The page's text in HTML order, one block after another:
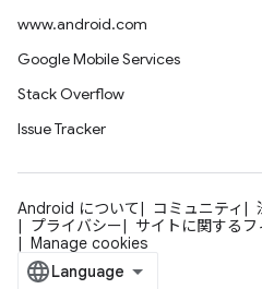
www.android.com
Google Mobile Services
Stack Overflow
Issue Tracker
Android について コミュニティ
プライバシー
サイトに関するフ
Manage cookies